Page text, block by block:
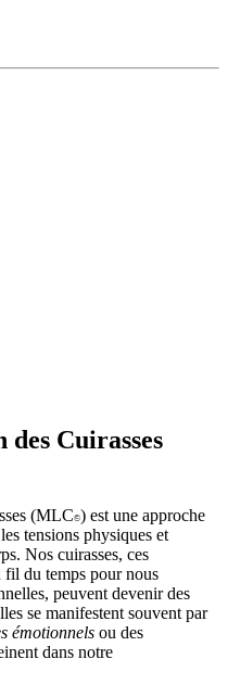
Cuirasses
(MLC©) est une approche
tensions physiques et
Nos cuirasses, ces
fil du temps pour nous
peuvent devenir des
se manifestent souvent par
émotionnels ou des
dans notre